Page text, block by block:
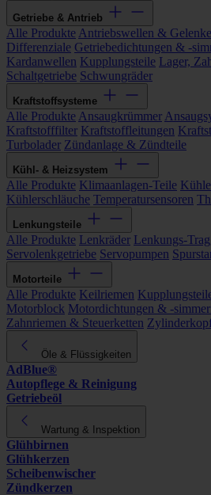
Getriebe & Antrieb
Alle Produkte Antriebswellen & Gelenke
Differenziale Getriebedichtungen & -
Kardanwellen Kupplungsteile Lager,
Schaltgetriebe Schwungräder
Kraftstoffsysteme
Alle Produkte Ansaugkrümmer
Kraftstofffilter Kraftstoffleitungen
Turbolader Zündanlage & Zündteile
Kühl- & Heizsystem
Alle Produkte Klimaanlagen-Teile
Kühlerschläuche Temperatursensoren
Lenkungsteile
Alle Produkte Lenkräder Lenkungs-
Servolenkgetriebe Servopumpen
Motorteile
Alle Produkte Keilriemen
Motorblock Motordichtungen & -
Zahnriemen & Steuerketten
Öle & Flüssigkeiten
AdBlue®
Autopflege & Reinigung
Getriebeöl
Wartung & Inspektion
Glühbirnen
Glühkerzen
Scheibenwischer
Zündkerzen